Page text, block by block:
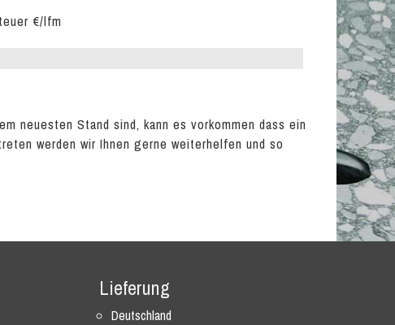
€/lfm
neuesten Stand sind, kann es vorkommen dass ein
werden wir Ihnen gerne weiterhelfen und so
Lieferung
Deutschland